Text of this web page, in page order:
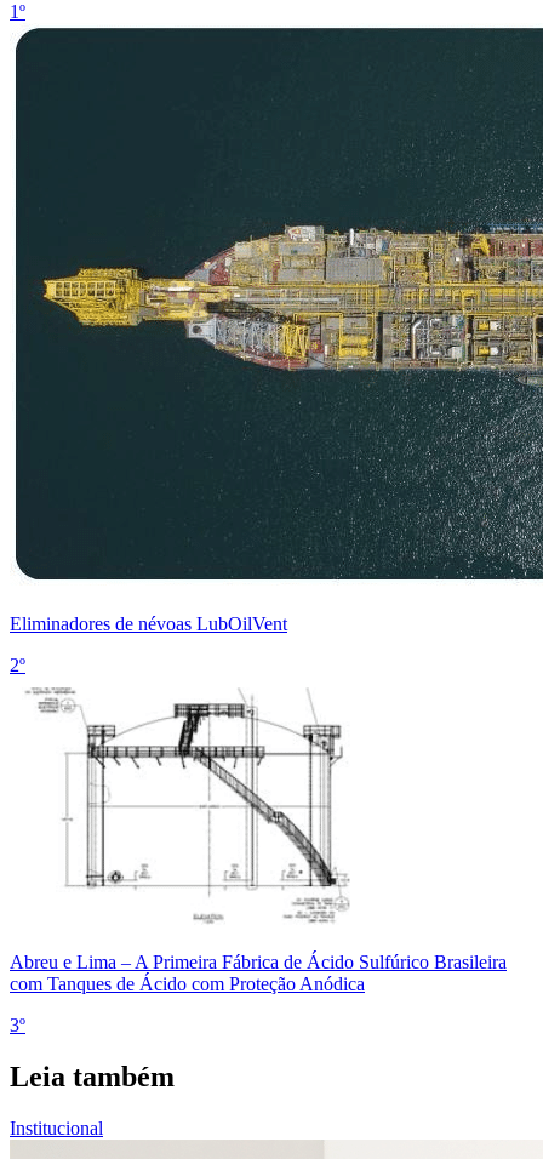
1º
Eliminadores de névoas LubOilVent
2º
Abreu e Lima – A Primeira Fábrica de Ácido Sulfúrico Brasileira
com Tanques de Ácido com Proteção Anódica
3º
Leia também
Institucional